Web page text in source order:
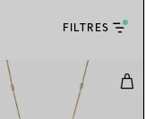
FILTRES